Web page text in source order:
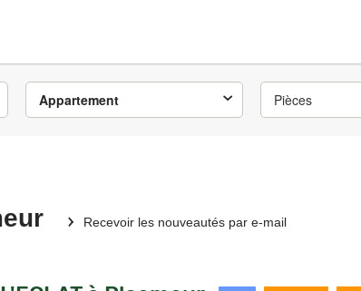
Appartement Pièces
Recevoir les nouveautés par e-mail